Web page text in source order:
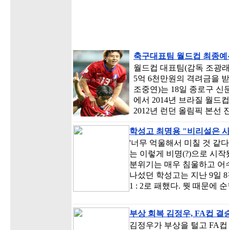
축구대표팀 월드컵 최종
월드컵 대표팀(감독 조광
5억 6천만원의 격려금을
조중연)는 18일 종로구 신
에서 2014년 브라질 월드
2012년 런던 올림픽 본선
학성고 최명용 "비리설은
'너무 억울해서 미칠 것 같
는 이렇게 비명(?)으로 시
분위기는 매우 침울하고
나섰던 학성고는 지난 9일
1 : 2로 패했다. 뭣 때문에
부상 회복 김정우, FA컵 결
김정우가 부상을 털고 FA